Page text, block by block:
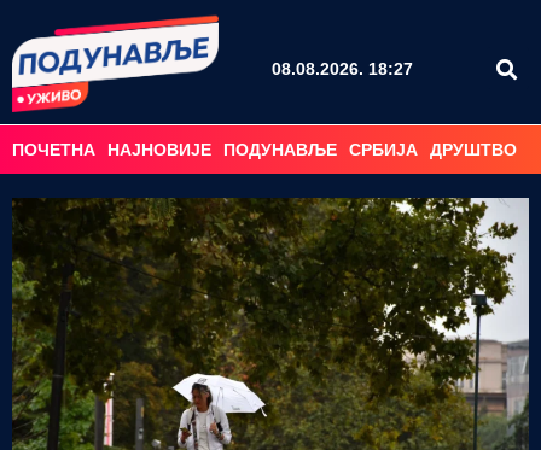
08.08.2026. 18:27
ПОЧЕТНА НАЈНОВИЈЕ ПОДУНАВЉЕ СРБИЈА ДРУШТВО